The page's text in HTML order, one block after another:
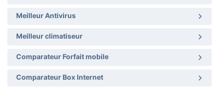
Meilleur Antivirus
Meilleur climatiseur
Comparateur Forfait mobile
Comparateur Box Internet